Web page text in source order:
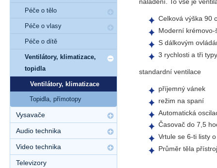
Celková výška 90
Moderní
S dálkovým
3 rychlosti a tři
standardní ventilace
příjemný vánek
režim na spaní
Automatická
Časovač do 7,5
Vrtule se 6-ti listy
Průměr těla
Péče o tělo
Péče o vlasy
Péče o dítě
Ventilátory, klimatizace,
topidla
Ventilátory, klimatizace
Topidla, přímotopy
Vysavače
Audio technika
Video technika
Televizory